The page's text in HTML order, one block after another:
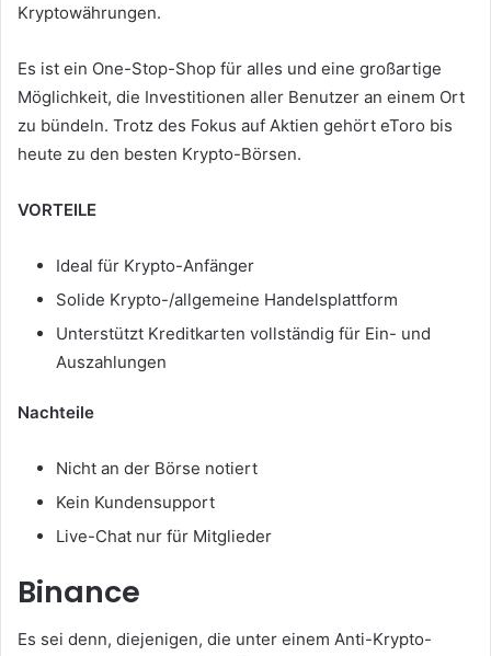
Kryptowährungen.
Es ist ein One-Stop-Shop für alles und eine großartige
Möglichkeit, die Investitionen aller Benutzer an einem Ort
zu bündeln. Trotz des Fokus auf Aktien gehört eToro bis
heute zu den besten Krypto-Börsen.
VORTEILE
Ideal für Krypto-Anfänger
Solide Krypto-/allgemeine Handelsplattform
Unterstützt Kreditkarten vollständig für Ein- und
Auszahlungen
Nachteile
Nicht an der Börse notiert
Kein Kundensupport
Live-Chat nur für Mitglieder
Binance
Es sei denn, diejenigen, die unter einem Anti-Krypto-